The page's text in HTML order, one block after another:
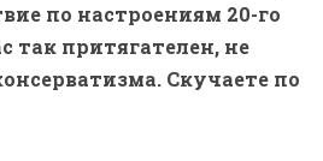
по настроениям 20-го
так притягателен, не
Скучаете по